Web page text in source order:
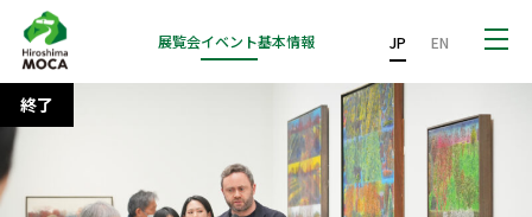
展覧会イベント基本情報 JP EN
終了